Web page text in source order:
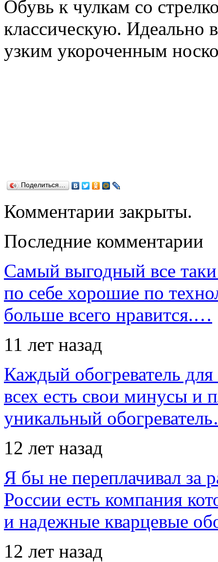
Обувь к чулкам со
классическую. Идеально
узким укороченным
Поделиться…
Комментарии закрыты.
Последние комментарии
Самый выгодный все таки
по себе хорошие по
больше всего нравится.…
11 лет назад
Каждый обогреватель
всех есть свои минусы и
уникальный
12 лет назад
Я бы не переплачивал за
России есть компания
и надежные кварцевые
12 лет назад